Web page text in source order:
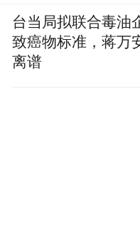
台当局拟联合毒油
致癌物标准，蒋万
离谱